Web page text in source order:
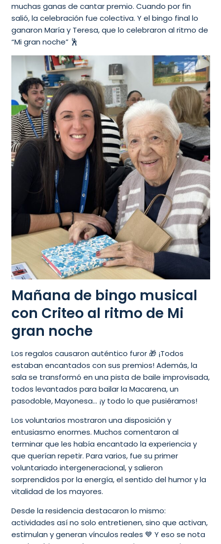
muchas ganas de cantar premio. Cuando por fin
salió, la celebración fue colectiva. Y el bingo final lo
ganaron María y Teresa, que lo celebraron al ritmo de
“Mi gran noche” 🕺
Mañana de bingo musical
con Criteo al ritmo de Mi
gran noche
Los regalos causaron auténtico furor 🎁 ¡Todos
estaban encantados con sus premios! Además, la
sala se transformó en una pista de baile improvisada,
todos levantados para bailar la Macarena, un
pasodoble, Mayonesa… ¡y todo lo que pusiéramos!
Los voluntarios mostraron una disposición y
entusiasmo enormes. Muchos comentaron al
terminar que les había encantado la experiencia y
que querían repetir. Para varios, fue su primer
voluntariado intergeneracional, y salieron
sorprendidos por la energía, el sentido del humor y la
vitalidad de los mayores.
Desde la residencia destacaron lo mismo:
actividades así no solo entretienen, sino que activan,
estimulan y generan vínculos reales 💙 Y eso se nota